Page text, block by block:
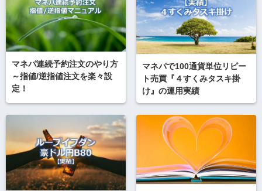
マネパ連続予約注文のやり方
～指値/逆指値注文を楽々設
定！
マネパで100通貨単位リピー
ト売買『４すくみタスキ掛
け』の運用実績